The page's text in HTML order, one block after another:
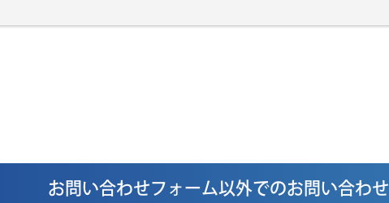
お問い合わせフォーム以外でのお問い合わせ